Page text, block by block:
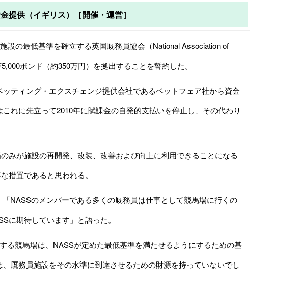
提供（イギリス）［開催・運営］
の最低基準を確立する英国厩務員協会（National Association of
ポンド（約350万円）を拠出することを誓約した。
ティング・エクスチェンジ提供会社であるベットフェア社から資金
れに先立って2010年に賦課金の自発的支払いを停止し、その代わり
みが施設の再開発、改装、改善および向上に利用できることになる
措置であると思われる。
NASSのメンバーである多くの厩務員は仕事として競馬場に行くの
に期待しています」と語った。
競馬場は、NASSが定めた最低基準を満たせるようにするための基
厩務員施設をその水準に到達させるための財源を持っていないでし